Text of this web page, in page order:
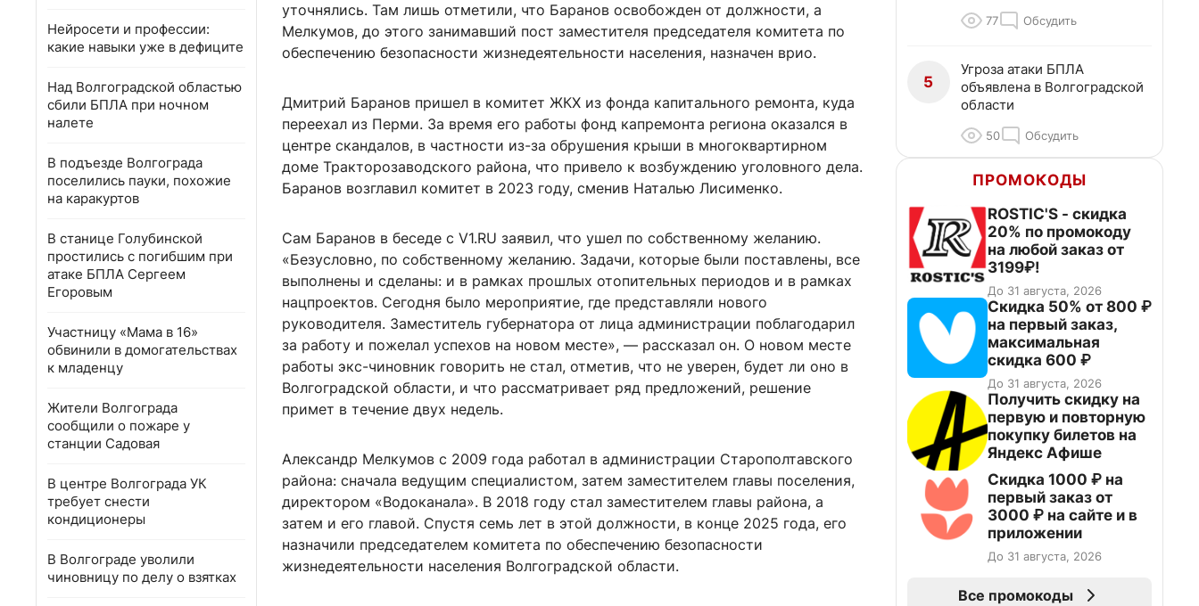
Нейросети и профессии:
какие навыки уже в дефиците
Над Волгоградской областью
сбили БПЛА при ночном
налете
В подъезде Волгограда
поселились пауки, похожие
на каракуртов
В станице Голубинской
простились с погибшим при
атаке БПЛА Сергеем
Егоровым
Участницу «Мама в 16»
обвинили в домогательствах
к младенцу
Жители Волгограда
сообщили о пожаре у
станции Садовая
В центре Волгограда УК
требует снести
кондиционеры
В Волгограде уволили
чиновницу по делу о взятках
уточнялись. Там лишь отметили, что Баранов освобожден от должности, а
Мелкумов, до этого занимавший пост заместителя председателя комитета по
обеспечению безопасности жизнедеятельности населения, назначен врио.
Дмитрий Баранов пришел в комитет ЖКХ из фонда капитального ремонта, куда
переехал из Перми. За время его работы фонд капремонта региона оказался в
центре скандалов, в частности из-за обрушения крыши в многоквартирном
доме Тракторозаводского района, что привело к возбуждению уголовного дела.
Баранов возглавил комитет в 2023 году, сменив Наталью Лисименко.
Сам Баранов в беседе с V1.RU заявил, что ушел по собственному желанию.
«Безусловно, по собственному желанию. Задачи, которые были поставлены, все
выполнены и сделаны: и в рамках прошлых отопительных периодов и в рамках
нацпроектов. Сегодня было мероприятие, где представляли нового
руководителя. Заместитель губернатора от лица администрации поблагодарил
за работу и пожелал успехов на новом месте», — рассказал он. О новом месте
работы экс-чиновник говорить не стал, отметив, что не уверен, будет ли оно в
Волгоградской области, и что рассматривает ряд предложений, решение
примет в течение двух недель.
Александр Мелкумов с 2009 года работал в администрации Старополтавского
района: сначала ведущим специалистом, затем заместителем главы поселения,
директором «Водоканала». В 2018 году стал заместителем главы района, а
затем и его главой. Спустя семь лет в этой должности, в конце 2025 года, его
назначили председателем комитета по обеспечению безопасности
жизнедеятельности населения Волгоградской области.
77 Обсудить
5
Угроза атаки БПЛА
объявлена в Волгоградской
области
50 Обсудить
ПРОМОКОДЫ
ROSTIC'S - скидка
20% по промокоду
на любой заказ от
3199₽!
До 31 августа, 2026
Скидка 50% от 800 ₽
на первый заказ,
максимальная
скидка 600 ₽
До 31 августа, 2026
Получить скидку на
первую и повторную
покупку билетов на
Яндекс Афише
Скидка 1000 ₽ на
первый заказ от
3000 ₽ на сайте и в
приложении
До 31 августа, 2026
Все промокоды